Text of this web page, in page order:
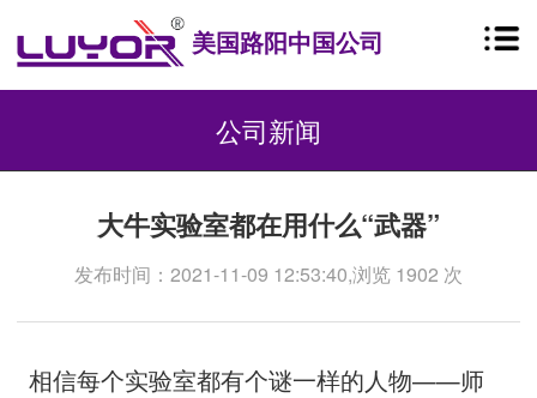
美国路阳中国公司
公司新闻
大牛实验室都在用什么“武器”
发布时间：2021-11-09 12:53:40,浏览 1902 次
相信每个实验室都有个谜一样的人物——师